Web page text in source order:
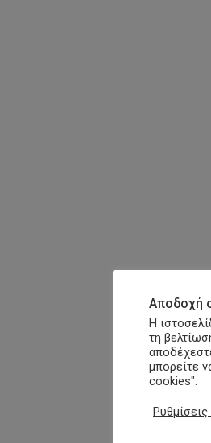
Αποδοχή
Η
τη
μπορείτε
cookies".